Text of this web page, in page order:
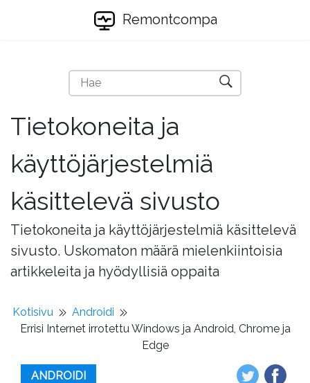
Remontcompa
Tietokoneita ja
käyttöjärjestelmiä
käsittelevä sivusto
Tietokoneita ja käyttöjärjestelmiä käsittelevä
sivusto. Uskomaton määrä mielenkiintoisia
artikkeleita ja hyödyllisiä oppaita
Kotisivu
Androidi
Errisi Internet irrotettu Windows ja Android, Chrome ja
Edge
ANDROIDI